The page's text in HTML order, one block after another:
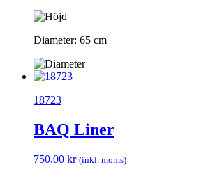
Diameter: 65 cm
18723
BAQ Liner
750.00 kr (inkl. moms)